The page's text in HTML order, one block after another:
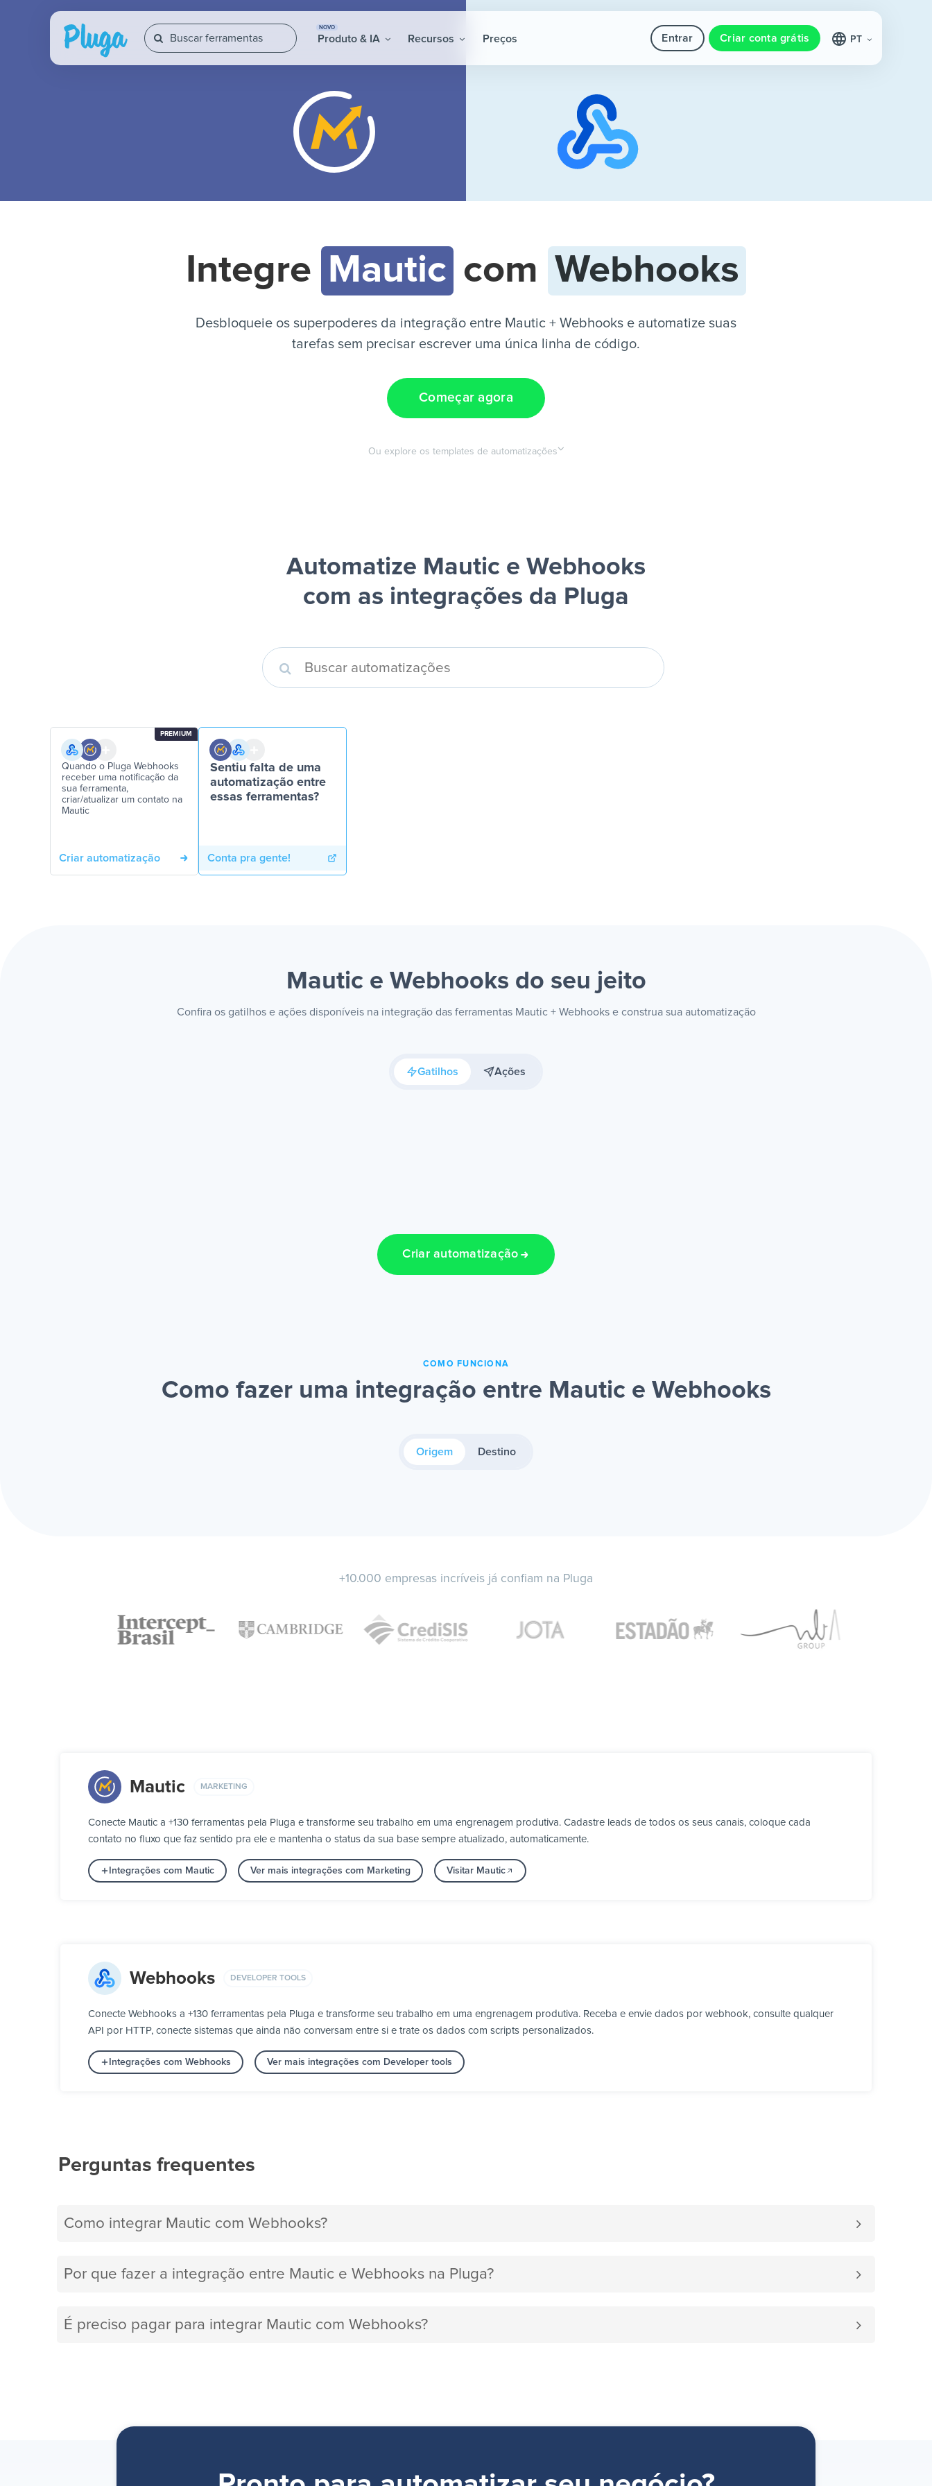
NOVO
Produto & IA Recursos Preços Entrar Criar conta grátis PT
Integre Mautic com Webhooks
Desbloqueie os superpoderes da integração entre Mautic + Webhooks e automatize suas
tarefas sem precisar escrever uma única linha de código.
Começar agora
Ou explore os templates de automatizações
Automatize Mautic e Webhooks
com as integrações da Pluga
PREMIUM
Quando o Pluga Webhooks
receber uma notificação da
sua ferramenta,
criar/atualizar um contato na
Mautic
Criar automatização
Sentiu falta de uma
automatização entre
essas ferramentas?
Conta pra gente!
Mautic e Webhooks do seu jeito
Confira os gatilhos e ações disponíveis na integração das ferramentas Mautic + Webhooks e construa sua automatização
Gatilhos Ações
Criar automatização
COMO FUNCIONA
Como fazer uma integração entre Mautic e Webhooks
Origem Destino
+10.000 empresas incríveis já confiam na Pluga
Mautic MARKETING
Conecte Mautic a +130 ferramentas pela Pluga e transforme seu trabalho em uma engrenagem produtiva. Cadastre leads de todos os seus canais, coloque cada
contato no fluxo que faz sentido pra ele e mantenha o status da sua base sempre atualizado, automaticamente.
Integrações com Mautic Ver mais integrações com Marketing Visitar Mautic
Webhooks DEVELOPER TOOLS
Conecte Webhooks a +130 ferramentas pela Pluga e transforme seu trabalho em uma engrenagem produtiva. Receba e envie dados por webhook, consulte qualquer
API por HTTP, conecte sistemas que ainda não conversam entre si e trate os dados com scripts personalizados.
Integrações com Webhooks Ver mais integrações com Developer tools
Perguntas frequentes
Como integrar Mautic com Webhooks?
Por que fazer a integração entre Mautic e Webhooks na Pluga?
É preciso pagar para integrar Mautic com Webhooks?